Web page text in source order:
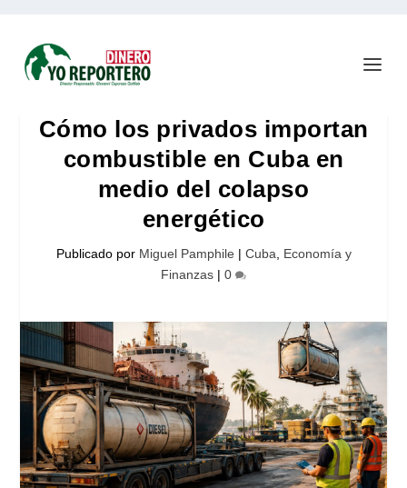
Cómo los privados importan
combustible en Cuba en
medio del colapso
energético
Publicado por Miguel Pamphile | Cuba
Economía y
Finanzas | 0